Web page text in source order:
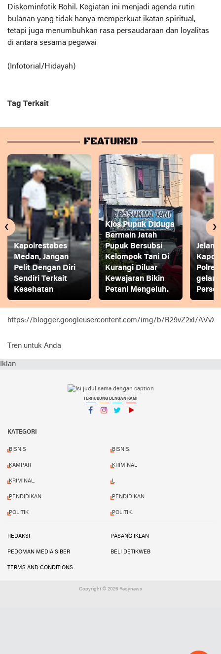
Diskominfotik Rohil. Kegiatan ini menjadi agenda rutin
bulanan yang tidak hanya memperkuat ikatan spiritual,
tetapi juga menumbuhkan rasa persaudaraan dan loyalitas
di antara sesama pegawai
(Infotorial/Hidayah)
Tag Terkait
FEATURED
Kapolrestabes
Medan, Jangan
Pelit Dengan Diri
Sendiri Terkait
Kesehatan
Kios Pupuk Diduga
Bermain Jatah
Pupuk Bersubsi
Kelompok Tani Di
Kurangi Diluar
Kewajaran Bikin
Petani Mengeluh.
gelar
‹ ›
https://blogger.googleusercontent.com/img/b/R29vZ2xl/
Tren untuk Anda
Iklan
TERHUBUNG DENGAN KAMI
KATEGORI
BISNIS BISNIS.
KAMPAR KRIMINAL
KRIMINAL. L
PENDIDIKAN PENDIDIKAN.
POLITIK POLITIK.
REDAKSI PASANG IKLAN
PEDOMAN MEDIA SIBER BELI DETIKWEB
TERMS AND CONDITIONS
Copyright © 2026 Redynews